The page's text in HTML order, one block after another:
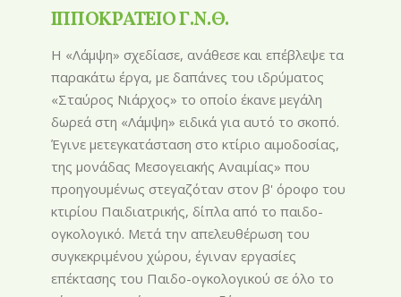
ΙΠΠΟΚΡΑΤΕΙΟ Γ.Ν.Θ.
Η «Λάμψη» σχεδίασε, ανάθεσε και επέβλεψε τα
παρακάτω έργα, με δαπάνες του ιδρύματος
«Σταύρος Νιάρχος» το οποίο έκανε μεγάλη
δωρεά στη «Λάμψη» ειδικά για αυτό το σκοπό.
Έγινε μετεγκατάσταση στο κτίριο αιμοδοσίας,
της μονάδας Μεσογειακής Αναιμίας» που
προηγουμένως στεγαζόταν στον β' όροφο του
κτιρίου Παιδιατρικής, δίπλα από το παιδο-
ογκολογικό. Μετά την απελευθέρωση του
συγκεκριμένου χώρου, έγιναν εργασίες
επέκτασης του Παιδο-ογκολογικού σε όλο το